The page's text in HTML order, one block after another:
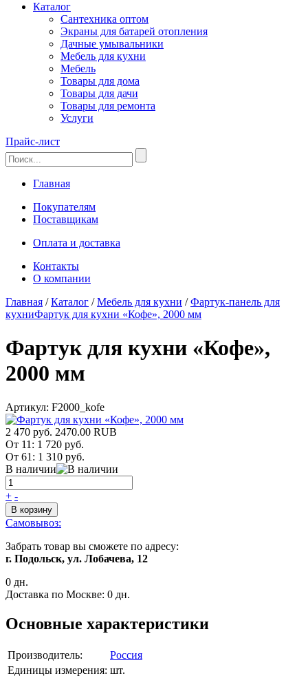
Каталог
Сантехника оптом
Экраны для батарей отопления
Дачные умывальники
Мебель для кухни
Мебель
Товары для дома
Товары для дачи
Товары для ремонта
Услуги
Прайс-лист
Главная
Покупателям
Поставщикам
Оплата и доставка
Контакты
О компании
Главная /Каталог /Мебель для кухни /Фартук-панель для
кухниФартук для кухни «Кофе», 2000 мм
Фартук для кухни «Кофе»,
2000 мм
Артикул: F2000_kofe
2 470 руб. 2470.00 RUB
От 11: 1 720 руб.
От 61: 1 310 руб.
В наличии
+ -
В корзину
Самовывоз:
Забрать товар вы сможете по адресу:
г. Подольск, ул. Лобачева, 12
0 дн.
Доставка по Москве: 0 дн.
Основные характеристики
Производитель:
Россия
Единицы измерения: шт.